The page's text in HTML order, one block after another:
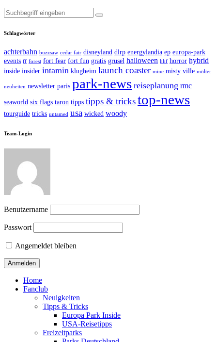
Suche
nach:
Schlagwörter
achterbahn buzzsaw cedar fair disneyland dlrp energylandia ep europa-park
events ff forest fort fear fort fun gratis grusel halloween hhf horror hybrid
inside insider intamin klugheim launch coaster mine misty ville mölter
neuheiten newsletter paris park-news reiseplanung rmc
seaworld six flags taron tipps tipps & trickstop-news
tourguide tricks untamed usa wicked woody
Team-Login
Benutzername
Passwort
Angemeldet bleiben
Home
Fanclub
Neuigkeiten
Tipps & Tricks
Europa Park Inside
USA-Reisetipps
Freizeitparks